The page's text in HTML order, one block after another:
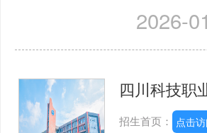
2026-
四川科技职
招生首页： 点击